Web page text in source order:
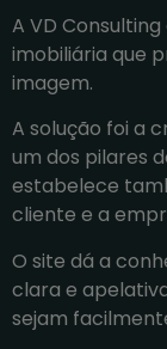
A VD
imobiliária que
imagem.
A solução foi a
um dos pilares
estabelece
cliente e a
O site dá a
clara e
sejam